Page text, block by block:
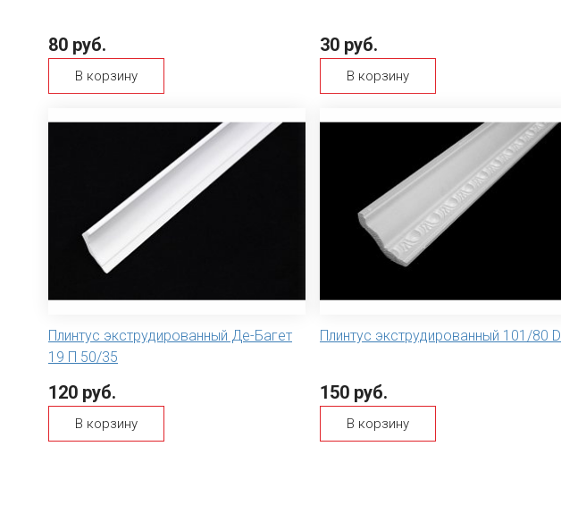
80 руб.
В корзину
30 руб.
В корзину
Плинтус экструдированный Де-Багет
19 П 50/35
120 руб.
В корзину
Плинтус экструдированный 101/80 D
150 руб.
В корзину